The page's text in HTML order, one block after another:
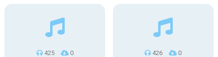
425 0 426 0